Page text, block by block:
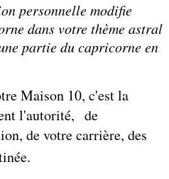
personnelle modifie
dans votre thème astral
partie du capricorne en
Maison 10, c'est la
l'autorité, de
de votre carrière, des